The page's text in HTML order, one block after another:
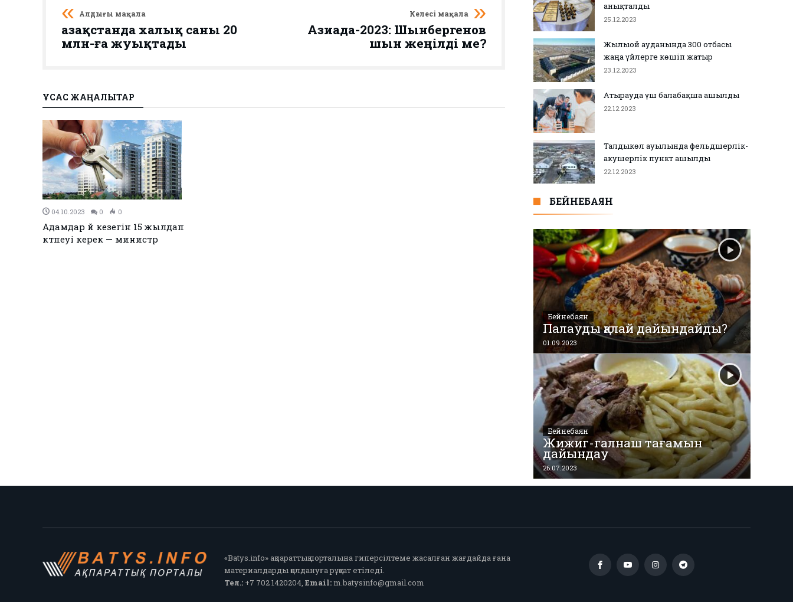
Алдыңғы мақала
Қазақстанда халық саны 20
млн-ға жуықтады
Келесі мақала
Азиада-2023: Шынбергенов
шын жеңілді ме?
ҰҚСАС ЖАҢАЛЫҚТАР
04.10.2023 0 0
Адамдар үй кезегін 15 жылдап
күтпеуі керек — министр
анықталды
25.12.2023
Жылыой ауданында 300 отбасы
жаңа үйлерге көшіп жатыр
23.12.2023
Атырауда үш балабақша ашылды
22.12.2023
Талдыкөл ауылында фельдшерлік-
акушерлік пункт ашылды
22.12.2023
БЕЙНЕБАЯН
Бейнебаян
Палауды қалай дайындайды?
01.09.2023
Бейнебаян
Жижиг-галнаш тағамын
дайындау
26.07.2023
«Batys.info» ақпараттық порталына гиперсілтеме жасалған жағдайда ғана
материалдарды қолдануға рұқсат етіледі.
Тел.:+7 702 1420204, Email:m.batysinfo@gmail.com